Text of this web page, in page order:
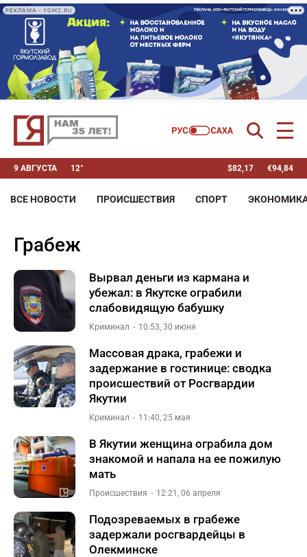
РЕКЛАМА • YGMZ.RU
9 АВГУСТА 12° $82,17 €94,84
ВСЕ НОВОСТИ ПРОИСШЕСТВИЯ СПОРТ
грабеж
Вырвал деньги из кармана и
убежал: в Якутске ограбили
слабовидящую бабушку
Криминал 10:53, 30 июня
Массовая драка, грабежи и
задержание в гостинице: сводка
происшествий от Росгвардии
Якутии
Криминал 11:40, 25 мая
В Якутии женщина ограбила дом
знакомой и напала на ее пожилую
мать
Происшествия 12:21, 06 апреля
Подозреваемых в грабеже
задержали росгвардейцы в
Олекминске